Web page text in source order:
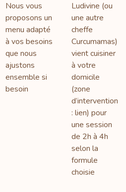
Nous vous
proposons un
menu adapté
à vos besoins
que nous
ajustons
ensemble si
besoin
Ludivine (ou
une autre
cheffe
Curcumamas)
vient cuisiner
à votre
domicile
(zone
d’intervention
: lien) pour
une session
de 2h à 4h
selon la
formule
choisie